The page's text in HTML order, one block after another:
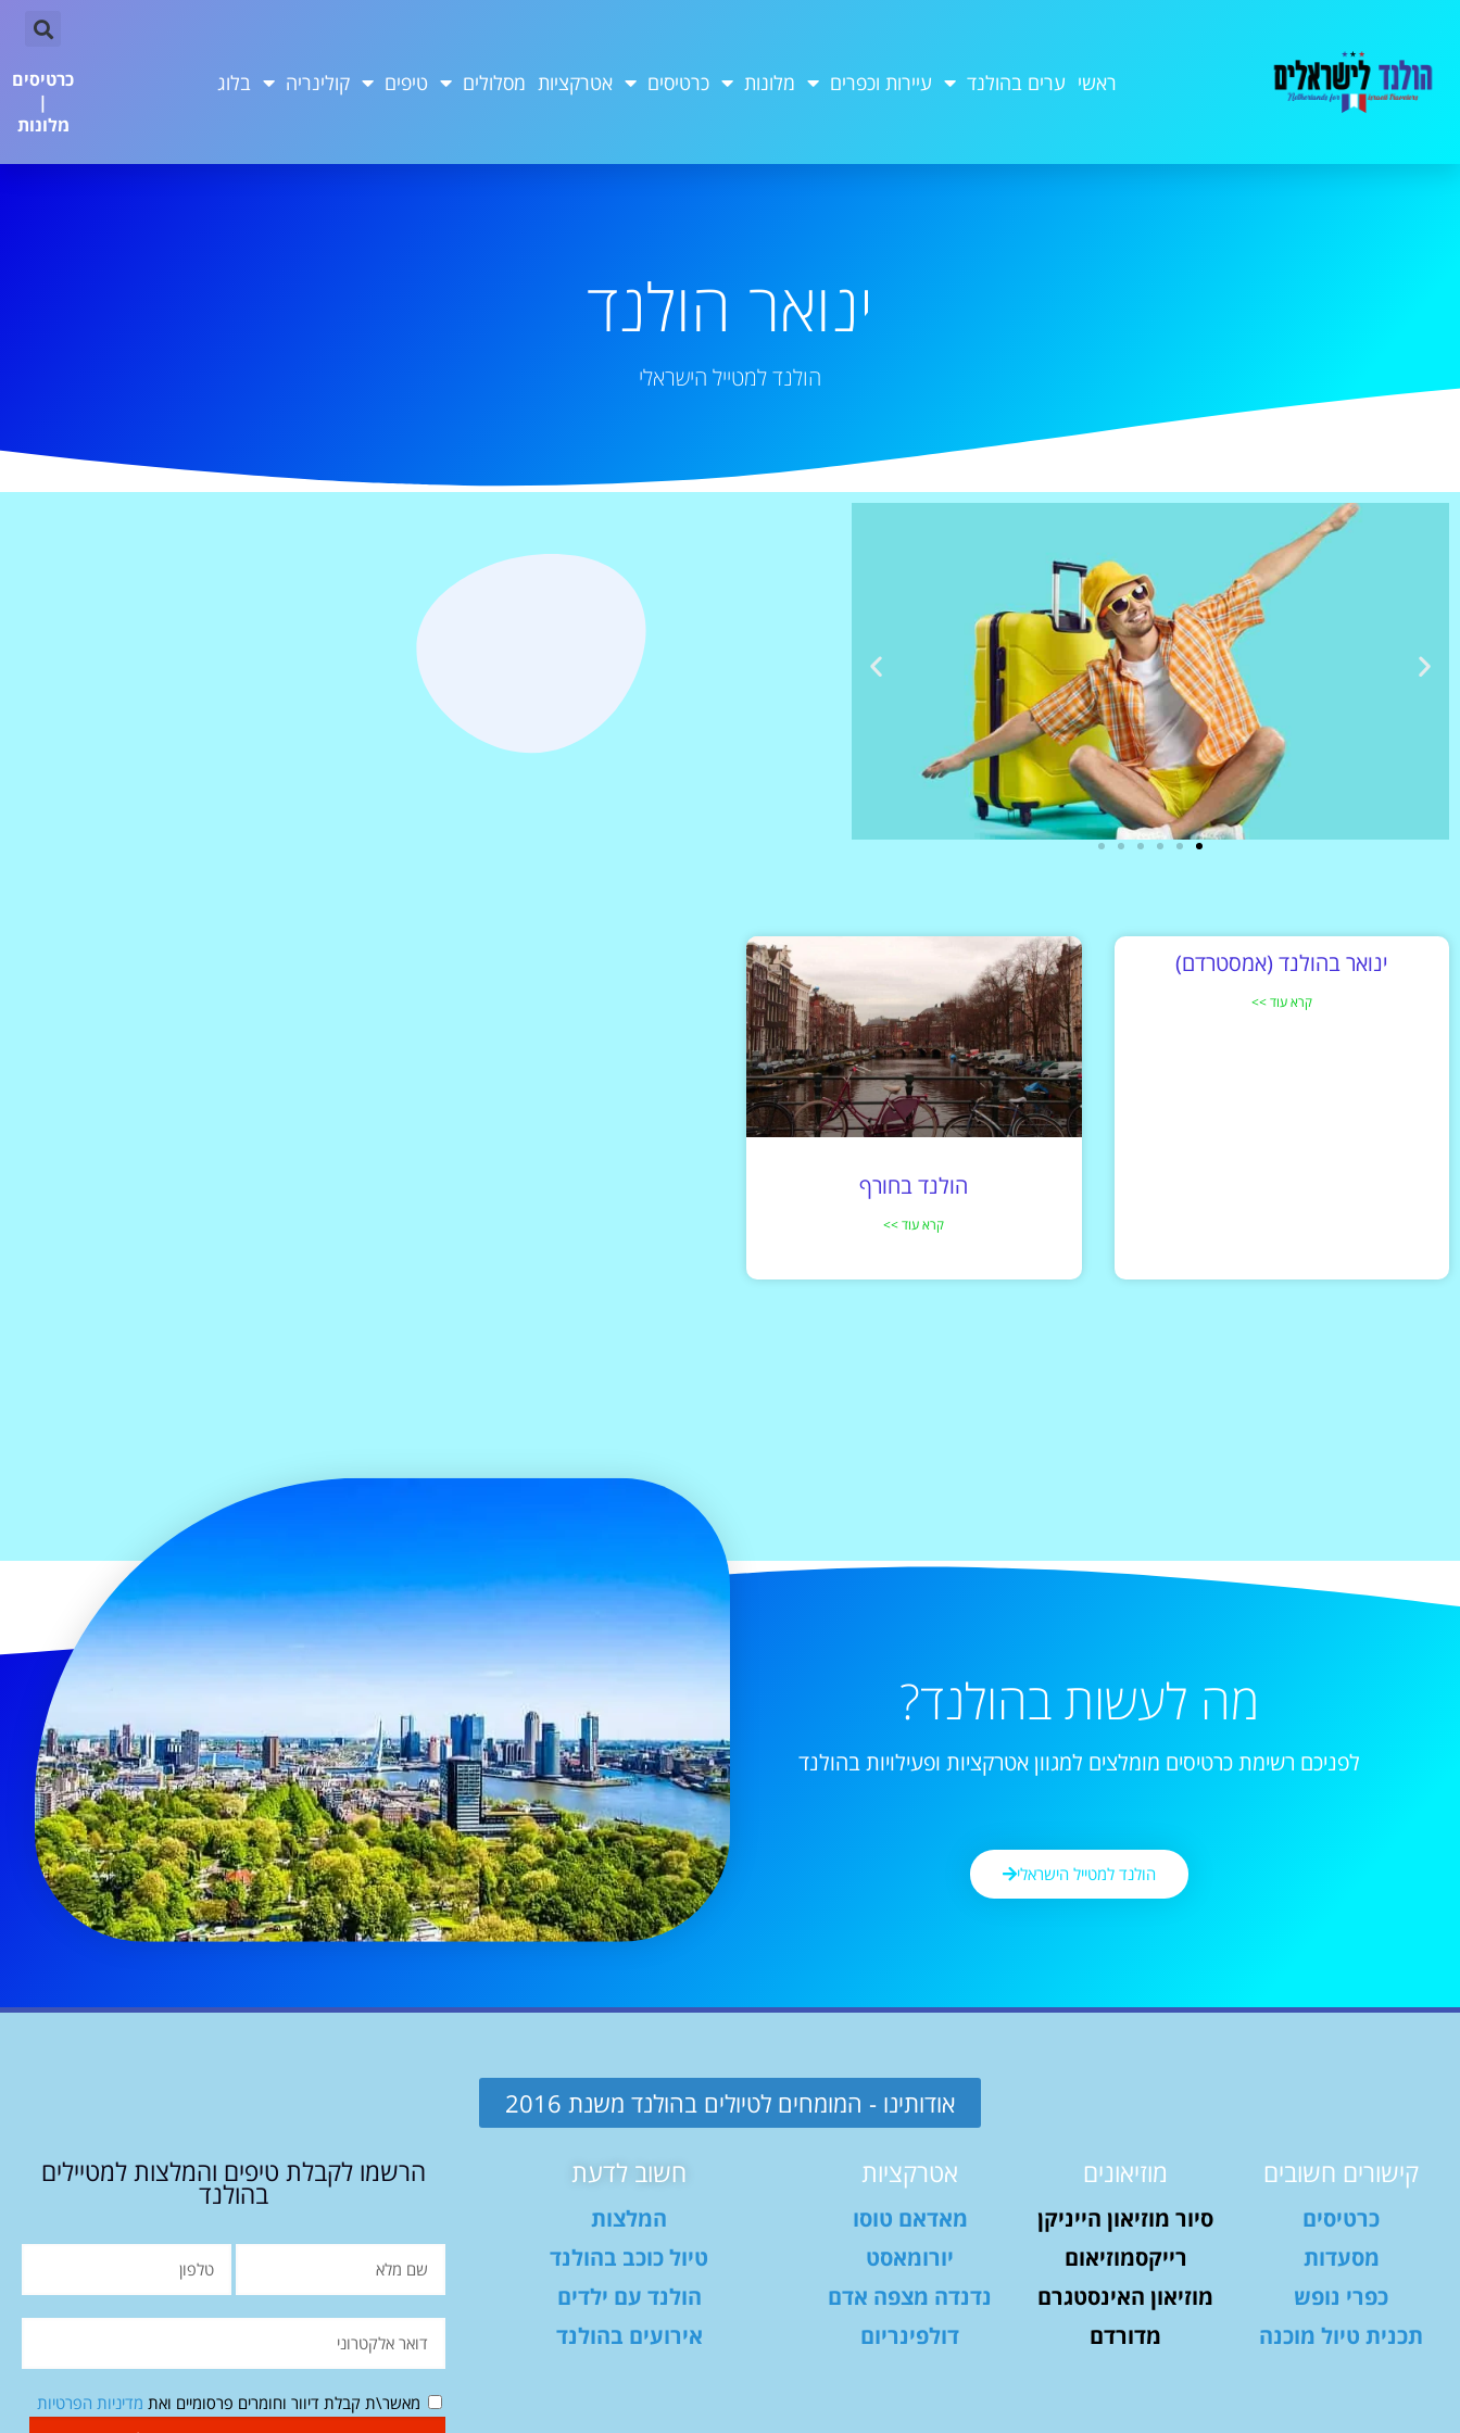
ראשי ערים בהולנד עיירות וכפרים מלונות כרטיסים אטרקציות מסלולים טיפים קולינריה בלוג
כרטיסים
|
מלונות
ינואר הולנד
הולנד למטייל הישראלי
ינואר בהולנד (אמסטרדם)
קרא עוד >>
הולנד בחורף
קרא עוד >>
מה לעשות בהולנד?
לפניכם רשימת כרטיסים מומלצים למגוון אטרקציות ופעילויות בהולנד
הולנד למטייל הישראלי
אודותינו - המומחים לטיולים בהולנד משנת 2016
קישורים חשובים
כרטיסים
מסעדות
כפרי נופש
תכנית טיול מוכנה
מוזיאונים
סיור מוזיאון הייניקן
רייקסמוזיאום
מוזיאון האינסטגרם
מדורדם
אטרקציות
מאדאם טוסו
יורומאסט
נדנדה מצפה אדם
דולפינריום
חשוב לדעת
המלצות
טיול כוכב בהולנד
הולנד עם ילדים
אירועים בהולנד
הרשמו לקבלת טיפים והמלצות למטיילים
בהולנד
מאשר\ת קבלת דיוור וחומרים פרסומיים ואת מדיניות הפרטיות